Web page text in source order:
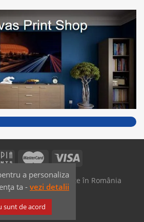
- Produse fabricate în România
deJPG MEDIA
a personaliza
ta - vezi detalii
sunt de acord